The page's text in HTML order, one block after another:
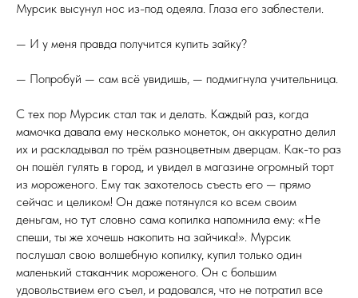
Мурсик высунул нос из-под одеяла. Глаза его заблестели.
— И у меня правда получится купить зайку?
— Попробуй — сам всё увидишь, — подмигнула учительница.
С тех пор Мурсик стал так и делать. Каждый раз, когда
мамочка давала ему несколько монеток, он аккуратно делил
их и раскладывал по трём разноцветным дверцам. Как-то раз
он пошёл гулять в город, и увидел в магазине огромный торт
из мороженого. Ему так захотелось съесть его — прямо
сейчас и целиком! Он даже потянулся ко всем своим
деньгам, но тут словно сама копилка напомнила ему: «Не
спеши, ты же хочешь накопить на зайчика!». Мурсик
послушал свою волшебную копилку, купил только один
маленький стаканчик мороженого. Он с большим
удовольствием его съел, и радовался, что не потратил все